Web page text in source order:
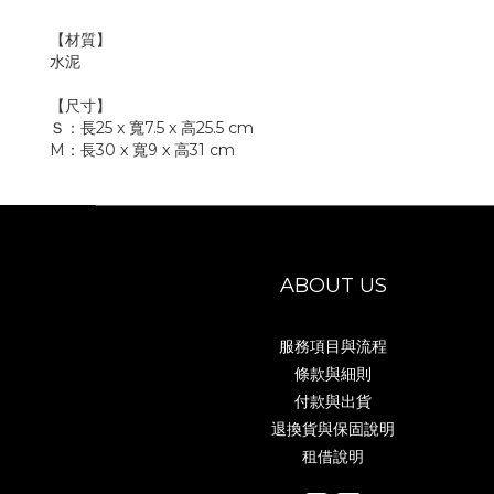
【材質】
水泥
【尺寸】
Ｓ：長25 x 寬7.5 x 高25.5 cm
M：長30 x 寬9 x 高31 cm
ABOUT US
服務項目與流程
條款與細則
付款與出貨
退換貨與保固說明
租借說明